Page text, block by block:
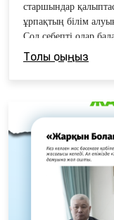
старшындар
ұрпақтың білім
Сол себепті олар
қалаларында
қазіргі таңда да
білім алуына қолдау
қалыптастыру
жүзеге асып
жобалардың бірі –
қолдауымен және
бастамасымен
қорының «Жарқын
Толық оқыңыз